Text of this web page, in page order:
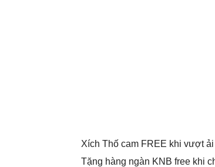
Xích Thố cam FREE khi vượt ải
Tặng hàng ngàn KNB free khi